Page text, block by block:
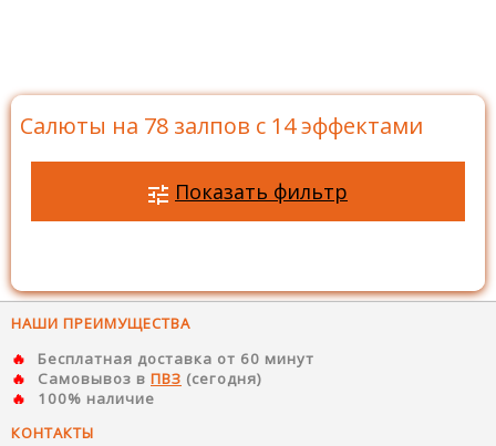
Салюты на 78 залпов с 14 эффектами
Показать фильтр
НАШИ ПРЕИМУЩЕСТВА
Бесплатная доставка от 60 минут
Самовывоз в ПВЗ (сегодня)
100% наличие
КОНТАКТЫ